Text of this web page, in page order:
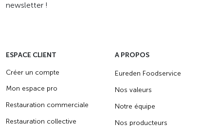
newsletter !
ESPACE CLIENT
Créer un compte
Mon espace pro
Restauration commerciale
Restauration collective
A PROPOS
Eureden Foodservice
Nos valeurs
Notre équipe
Nos producteurs